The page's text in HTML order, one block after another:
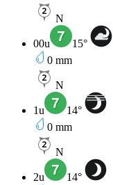
N
00u 15°
0 mm
N
1u 14°
0 mm
N
2u 14°